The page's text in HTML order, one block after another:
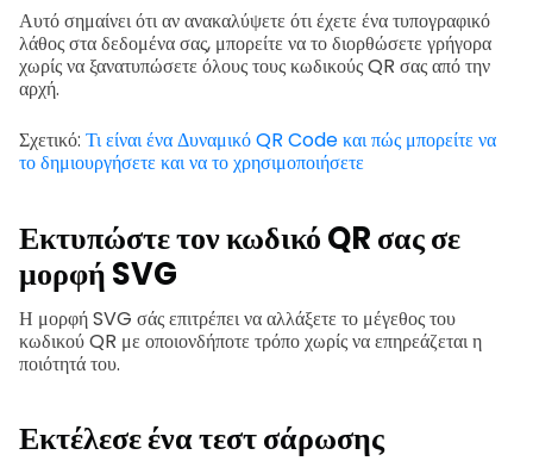
Αυτό σημαίνει ότι αν ανακαλύψετε ότι έχετε ένα τυπογραφικό
λάθος στα δεδομένα σας, μπορείτε να το διορθώσετε γρήγορα
χωρίς να ξανατυπώσετε όλους τους κωδικούς QR σας από την
αρχή.
Σχετικό: Τι είναι ένα Δυναμικό QR Code και πώς μπορείτε να
το δημιουργήσετε και να το χρησιμοποιήσετε
Εκτυπώστε τον κωδικό QR σας σε
μορφή SVG
Η μορφή SVG σάς επιτρέπει να αλλάξετε το μέγεθος του
κωδικού QR με οποιονδήποτε τρόπο χωρίς να επηρεάζεται η
ποιότητά του.
Εκτέλεσε ένα τεστ σάρωσης